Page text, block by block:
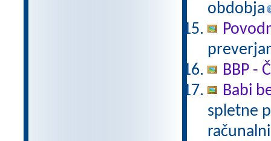
obdobja
BBP -
Babi
spletne